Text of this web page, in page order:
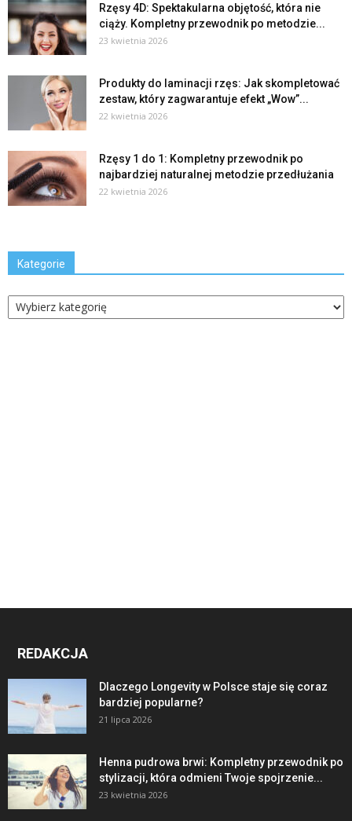
Rzęsy 4D: Spektakularna objętość, która nie
ciąży. Kompletny przewodnik po metodzie...
23 kwietnia 2026
Produkty do laminacji rzęs: Jak skompletować
zestaw, który zagwarantuje efekt „Wow”...
22 kwietnia 2026
Rzęsy 1 do 1: Kompletny przewodnik po
najbardziej naturalnej metodzie przedłużania
22 kwietnia 2026
Kategorie
Kategorie
REDAKCJA
Dlaczego Longevity w Polsce staje się coraz
bardziej popularne?
21 lipca 2026
Henna pudrowa brwi: Kompletny przewodnik po
stylizacji, która odmieni Twoje spojrzenie...
23 kwietnia 2026